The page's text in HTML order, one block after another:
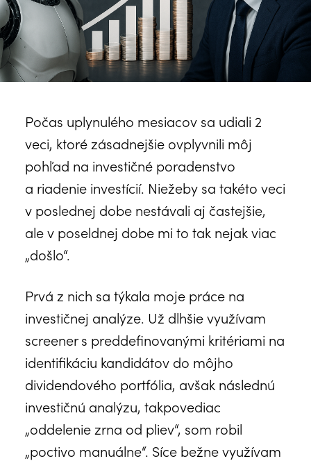
Počas uplynulého mesiacov sa udiali 2
veci, ktoré zásadnejšie ovplyvnili môj
pohľad na investičné poradenstvo
a riadenie investícií. Niežeby sa takéto veci
v poslednej dobe nestávali aj častejšie,
ale v poseldnej dobe mi to tak nejak viac
„došlo“.
Prvá z nich sa týkala moje práce na
investičnej analýze. Už dlhšie využívam
screener s preddefinovanými kritériami na
identifikáciu kandidátov do môjho
dividendového portfólia, avšak následnú
investičnú analýzu, takpovediac
„oddelenie zrna od pliev“, som robil
„poctivo manuálne“. Síce bežne využívam